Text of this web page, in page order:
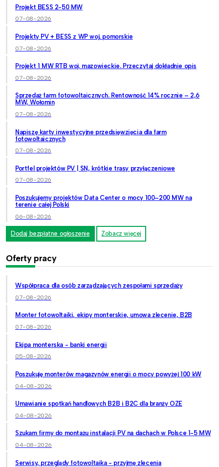
Projekt BESS 2-50 MW
07-08-2026
Projekty PV + BESS z WP woj. pomorskie
07-08-2026
Projekt 1 MW RTB woj. mazowieckie. Przeczytaj dokładnie opis
07-08-2026
Sprzedaż farm fotowoltaicznych. Rentowność 14% rocznie – 2,6
MW, Wołomin
07-08-2026
Napiszę karty inwestycyjne przedsięwzięcia dla farm
fotowoltaicznych
07-08-2026
Portfel projektów PV | SN, krótkie trasy przyłączeniowe
07-08-2026
Poszukujemy projektów Data Center o mocy 100–200 MW na
terenie całej Polski
06-08-2026
Dodaj bezpłatne ogłoszenie Zobacz więcej
Oferty pracy
Współpraca dla osób zarządzających zespołami sprzedaży
07-08-2026
Monter fotowoltaiki, ekipy monterskie, umowa zlecenie, B2B
07-08-2026
Ekipa monterska - banki energii
05-08-2026
Poszukuję monterów magazynów energii o mocy powyżej 100 kW
04-08-2026
Umawianie spotkań handlowych B2B i B2C dla branży OZE
04-08-2026
Szukam firmy do montażu instalacji PV na dachach w Polsce 1-5 MW
04-08-2026
Serwisy, przeglądy fotowoltaika - przyjmę zlecenia